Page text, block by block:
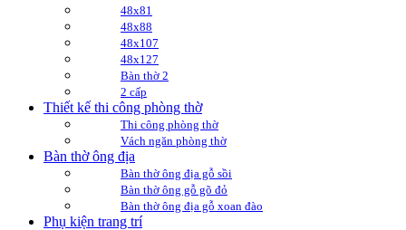
48x81
48x88
48x107
48x127
Bàn thờ 2
2 cấp
Thiết kế thi công phòng thờ
Thi công phòng thờ
Vách ngăn phòng thờ
Bàn thờ ông địa
Bàn thờ ông địa gỗ sồi
Bàn thờ ông gỗ gõ đỏ
Bàn thờ ông địa gỗ xoan đào
Phụ kiện trang trí